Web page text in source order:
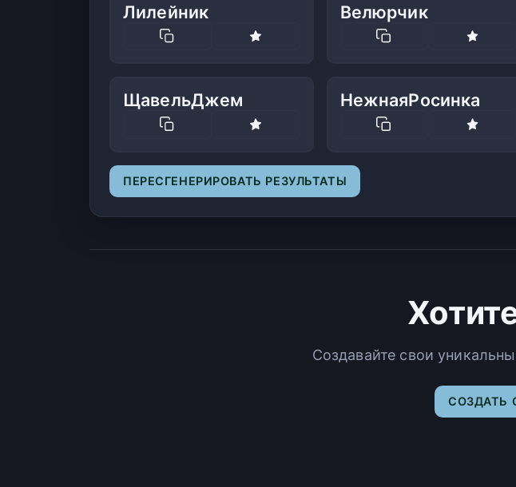
Лилейник Велюрчик
ЩавельДжем НежнаяРосинка
ПЕРЕСГЕНЕРИРОВАТЬ РЕЗУЛЬТАТЫ
Создавайте свои
СОЗДАТЬ